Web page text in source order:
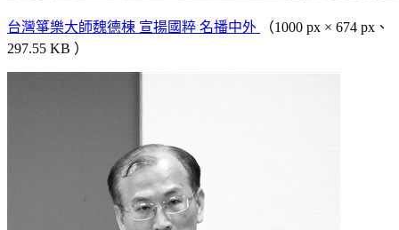
台灣箏樂大師魏德棟 宣揚國粹 名播中外
（1000 px × 674 px、
297.55 KB ）